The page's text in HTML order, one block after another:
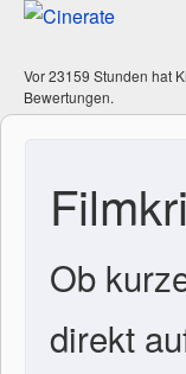
Vor 23159 Stunden hat
Bewertungen.
Ob
direkt